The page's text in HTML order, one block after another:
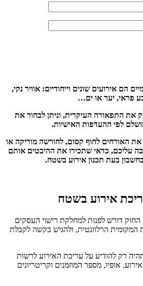
הם אירועים שונים וייחודיים: אוויר נקי,
פראי, יער או ים…
את התפאורה העיקרית, וניתן לבחור את
לפי ההעדפות האישיות.
את האורחים לחוף קסום, לחורשה מוריקה או
עליכם, כדאי שתכירו את ההיבטים אותם
בעת תכנון אירוע בשטח.
אירוע בשטח
דורש לפנות למחלקת רישוי העסקים
המקומית הרלוונטית, ולהגיש בקשה לקבלת
רק להודיע על עריכת האירוע לרשות
אופיו, מספר המוזמנים וקריטריונים